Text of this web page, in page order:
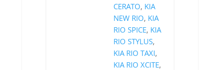
CERATO, KIA
NEW RIO, KIA
RIO SPICE, KIA
RIO STYLUS,
KIA RIO TAXI,
KIA RIO XCITE,